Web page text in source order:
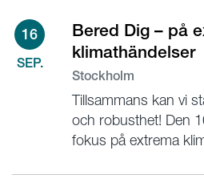
16
SEP.
Bered Dig – på
klimathändelser
Stockholm
Tillsammans kan vi
och robusthet! Den
fokus på extrema